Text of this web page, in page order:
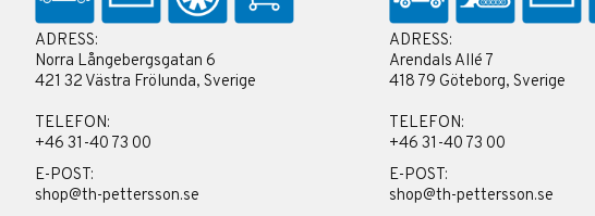
ADRESS:
Norra Långebergsgatan 6
421 32 Västra Frölunda, Sverige
TELEFON:
+46 31-40 73 00
E-POST:
shop@th-pettersson.se
ADRESS:
Arendals Allé 7
418 79 Göteborg, Sverige
TELEFON:
+46 31-40 73 00
E-POST:
shop@th-pettersson.se